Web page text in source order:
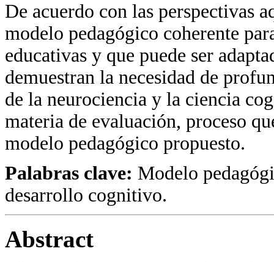
De acuerdo con las perspectivas
modelo pedagógico coherente
educativas y que puede ser
demuestran la necesidad de
de la neurociencia y la ciencia
materia de evaluación, proceso
modelo pedagógico propuesto.
Palabras clave: Modelo
desarrollo cognitivo.
Abstract